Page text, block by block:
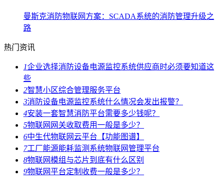
曼斯克消防物联网方案：SCADA系统的消防管理升级之
路
热门资讯
1企业选择消防设备电源监控系统供应商时必须要知道这
些
2智慧小区综合管理服务平台
3消防设备电源监控系统什么情况会发出报警？
4安装一套智慧消防平台需要多少钱呢？
5物联网网关收取费用一般是多少？
6中生代物联网云平台【功能图谱】
7工厂能源能耗监测系统物联网管理平台
8物联网模组与芯片到底有什么区别
9物联网平台定制收费一般是多少？